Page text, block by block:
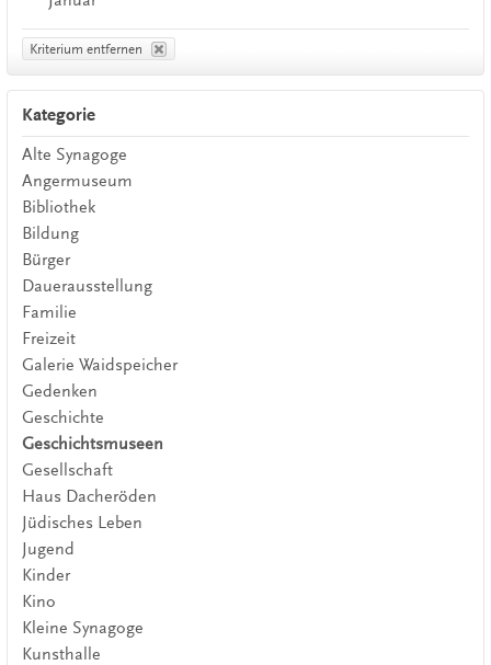
Kriterium entfernen
Kategorie
Alte Synagoge
Angermuseum
Bibliothek
Bildung
Bürger
Dauerausstellung
Familie
Freizeit
Galerie Waidspeicher
Gedenken
Geschichte
Geschichtsmuseen
Gesellschaft
Haus Dacheröden
Jüdisches Leben
Jugend
Kinder
Kino
Kleine Synagoge
Kunsthalle